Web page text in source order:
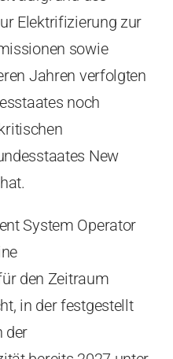
Elektrifizierung zur
sowie
Jahren verfolgten
noch
New
System Operator
den Zeitraum
in der festgestellt
der